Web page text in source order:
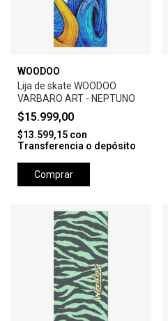
WOODOO
Lija de skate WOODOO
VARBARO ART - NEPTUNO
$15.999,00
$13.599,15 con
Transferencia o depósito
Comprar